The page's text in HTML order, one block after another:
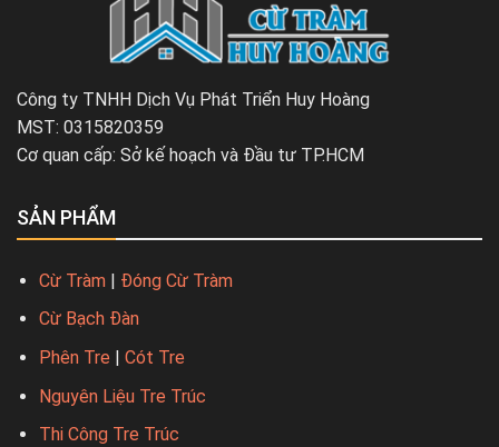
Công ty TNHH Dịch Vụ Phát Triển Huy Hoàng
MST: 0315820359
Cơ quan cấp: Sở kế hoạch và Đầu tư TP.HCM
SẢN PHẨM
Cừ Tràm | Đóng Cừ Tràm
Cừ Bạch Đàn
Phên Tre | Cót Tre
Nguyên Liệu Tre Trúc
Thi Công Tre Trúc